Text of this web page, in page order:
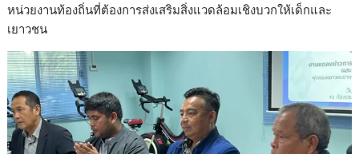
หน่วยงานท้องถิ่นที่ต้องการส่งเสริมสิ่งแวดล้อมเชิงบวกให้เด็กและ
เยาวชน